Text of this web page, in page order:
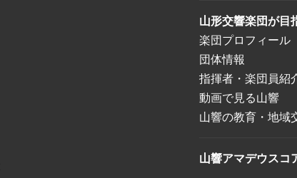
山形交響楽団が目
楽団プロフィール
団体情報
指揮者・楽団員紹
動画で見る山響
山響の教育・地域
山響アマデウスコ